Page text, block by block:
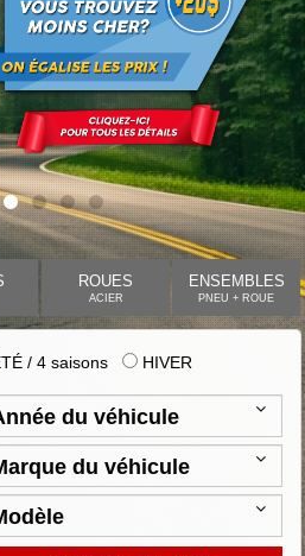
ROUES
ACIER
ENSEMBLES
PNEU + ROUE
/ 4 saisons HIVER